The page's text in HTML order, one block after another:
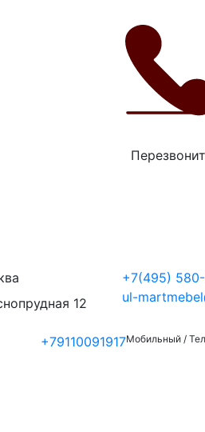
12
+7(495)
ul-
+79110091917Мобильный /